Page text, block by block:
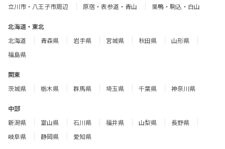
立川市・八王子市周辺
原宿・表参道・青山 巣鴨・駒込・白山
北海道・東北
北海道
青森県 岩手県 宮城県 秋田県
山形県
福島県
関東
茨城県
栃木県 群馬県 埼玉県 千葉県 神奈川県
中部
新潟県
富山県 石川県 福井県 山梨県
長野県
岐阜県
静岡県 愛知県